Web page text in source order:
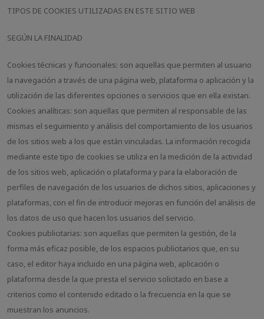
TIPOS DE COOKIES UTILIZADAS EN ESTE SITIO WEB
SEGÚN LA FINALIDAD
Cookies técnicas y funcionales: son aquellas que permiten al usuario
la navegación a través de una página web, plataforma o aplicación y la
utilización de las diferentes opciones o servicios que en ella existan.
Cookies analíticas: son aquellas que permiten al responsable de las
mismas el seguimiento y análisis del comportamiento de los usuarios
de los sitios web a los que están vinculadas. La información recogida
mediante este tipo de cookies se utiliza en la medición de la actividad
de los sitios web, aplicación o plataforma y para la elaboración de
perfiles de navegación de los usuarios de dichos sitios, aplicaciones y
plataformas, con el fin de introducir mejoras en función del análisis de
los datos de uso que hacen los usuarios del servicio.
Cookies publicitarias: son aquellas que permiten la gestión, de la
forma más eficaz posible, de los espacios publicitarios que, en su
caso, el editor haya incluido en una página web, aplicación o
plataforma desde la que presta el servicio solicitado en base a
criterios como el contenido editado o la frecuencia en la que se
muestran los anuncios.